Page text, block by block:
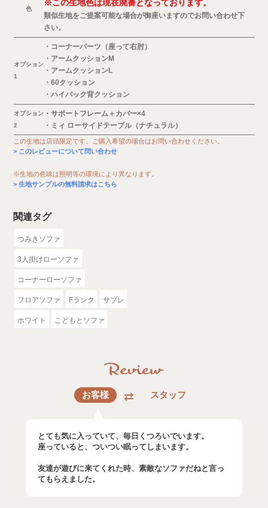
色
※この生地色は現在廃番となっております。
類似生地をご提案可能な場合が御座いますのでお問い合わせ下
さい。
オプション
1
・コーナーパーツ（座って右肘）
・アームクッションM
・アームクッションL
・60クッション
・ハイバック背クッション
オプション
2
・サポートフレーム＋カバー×4
・ミィ ローサイドテーブル（ナチュラル）
この生地は店頭限定です。ご購入希望の場合はお問い合わせください。
このレビューについて問い合わせ
※生地の色味は照明等の環境により異なります。
生地サンプルの無料請求はこちら
関連タグ
つみきソファ
3人掛けローソファ
コーナーローソファ
フロアソファ Fランク サブレ
ホワイト こどもとソファ
お客様 スタッフ
とても気に入っていて、毎日くつろいでいます。
座っていると、ついつい眠ってしまいます。
友達が遊びに来てくれた時、素敵なソファだねと言っ
てもらえました。